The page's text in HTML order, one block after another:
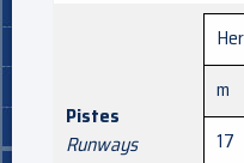
Pistes
Runways
m
17